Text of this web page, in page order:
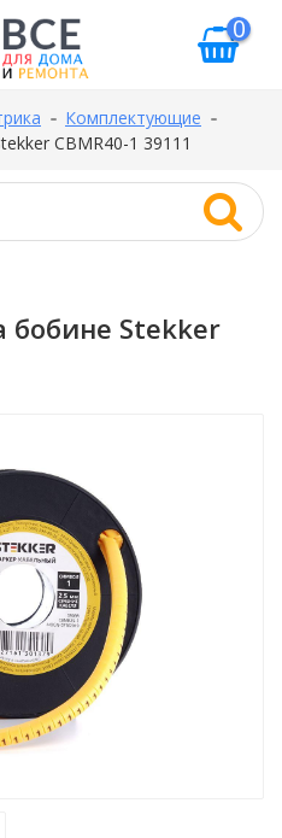
0
Комплектующие
CBMR40-1 39111
бобине Stekker